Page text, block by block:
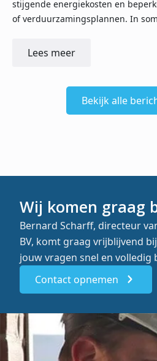
stijgende energiekosten en
of verduurzamingsplannen. In
Lees meer
Bekijk alle
Wij komen graag
Bernard Scharff, directeur
BV, komt graag vrijblijvend
jouw vragen snel en
Contact opnemen